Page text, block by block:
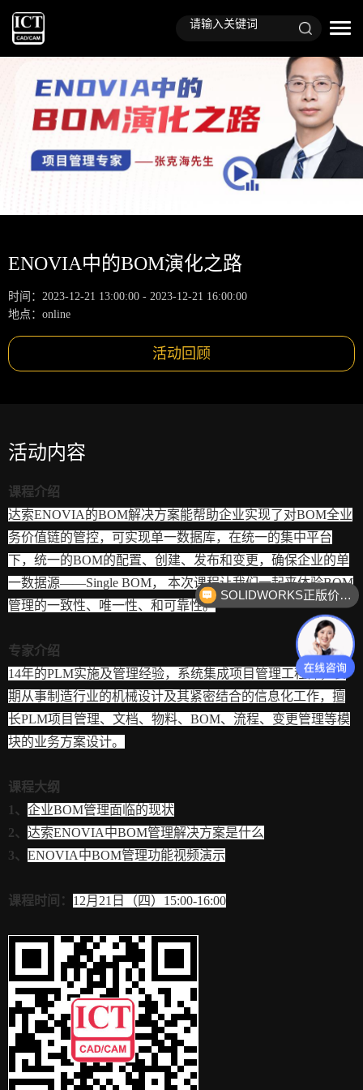
ENOVIA中的BOM演化之路
时间：2023-12-21 13:00:00 - 2023-12-21 16:00:00
地点：online
活动回顾
活动内容
课程介绍
达索ENOVIA的BOM解决方案能帮助企业实现了对BOM全业
务价值链的管控，可实现单一数据库，在统一的集中平台
下，统一的BOM的配置、创建、发布和变更，确保企业的单
一数据源——Single BOM， 本次课程让我们一起来体验BOM
管理的一致性、唯一性、和可靠性。
专家介绍
14年的PLM实施及管理经验，系统集成项目管理工程师，长
期从事制造行业的机械设计及其紧密结合的信息化工作，擅
长PLM项目管理、文档、物料、BOM、流程、变更管理等模
块的业务方案设计。
课程大纲
1、 企业BOM管理面临的现状
2、 达索ENOVIA中BOM管理解决方案是什么
3、 ENOVIA中BOM管理功能视频演示
课程时间： 12月21日（四）15:00-16:00
SOLIDWORKS正版价格？